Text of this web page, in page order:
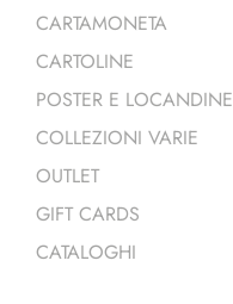
CARTAMONETA
CARTOLINE
POSTER E LOCANDINE
COLLEZIONI VARIE
OUTLET
GIFT CARDS
CATALOGHI